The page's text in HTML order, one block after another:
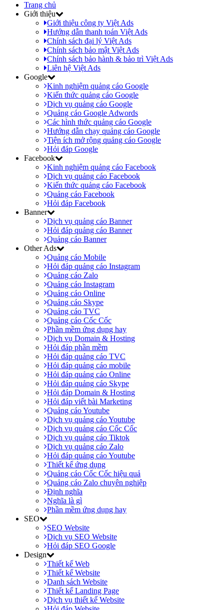
Trang chủ
Giới thiệu
Giới thiệu công ty Việt Ads
Hướng dẫn thanh toán Việt Ads
Chính sách đại lý Việt Ads
Chính sách bảo mật Việt Ads
Chính sách bảo hành & bảo trì Việt Ads
Liên hệ Việt Ads
Google
Kinh nghiệm quảng cáo Google
Kiến thức quảng cáo Google
Dịch vụ quảng cáo Google
Quảng cáo Google Adwords
Các hình thức quảng cáo Google
Hướng dẫn chạy quảng cáo Google
Tiện ích mở rộng quảng cáo Google
Hỏi đáp Google
Facebook
Kinh nghiệm quảng cáo Facebook
Dịch vụ quảng cáo Facebook
Kiến thức quảng cáo Facebook
Quảng cáo Facebook
Hỏi đáp Facebook
Banner
Dịch vụ quảng cáo Banner
Hỏi đáp quảng cáo Banner
Quảng cáo Banner
Other Ads
Quảng cáo Mobile
Hỏi đáp quảng cáo Instagram
Quảng cáo Zalo
Quảng cáo Instagram
Quảng cáo Online
Quảng cáo Skype
Quảng cáo TVC
Quảng cáo Cốc Cốc
Phần mềm ứng dụng hay
Dịch vụ Domain & Hosting
Hỏi đáp phần mềm
Hỏi đáp quảng cáo TVC
Hỏi đáp quảng cáo mobile
Hỏi đáp quảng cáo Online
Hỏi đáp quảng cáo Skype
Hỏi đáp Domain & Hosting
Hỏi đáp viết bài Marketing
Quảng cáo Youtube
Dịch vụ quảng cáo Youtube
Dịch vụ quảng cáo Cốc Cốc
Dịch vụ quảng cáo Tiktok
Dịch vụ quảng cáo Zalo
Hỏi đáp quảng cáo Youtube
Thiết kế ứng dụng
Quảng cáo Cốc Cốc hiệu quả
Quảng cáo Zalo chuyên nghiệp
Định nghĩa
Nghĩa là gì
Phần mềm ứng dụng hay
SEO
SEO Website
Dịch vụ SEO Website
Hỏi đáp SEO Google
Design
Thiết kế Web
Thiết kế Website
Danh sách Website
Thiết kế Landing Page
Dịch vụ thiết kế Website